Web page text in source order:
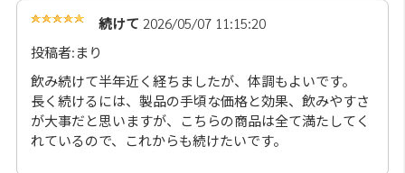
続けて 2026/05/07 11:15:20
投稿者:まり
飲み続けて半年近く経ちましたが、体調もよいです。
長く続けるには、製品の手頃な価格と効果、飲みやすさ
が大事だと思いますが、こちらの商品は全て満たしてく
れているので、これからも続けたいです。